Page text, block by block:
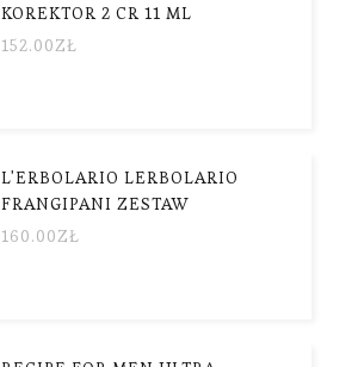
KOREKTOR 2 CR 11 ML
152.00ZŁ
L'ERBOLARIO LERBOLARIO
FRANGIPANI ZESTAW
160.00ZŁ